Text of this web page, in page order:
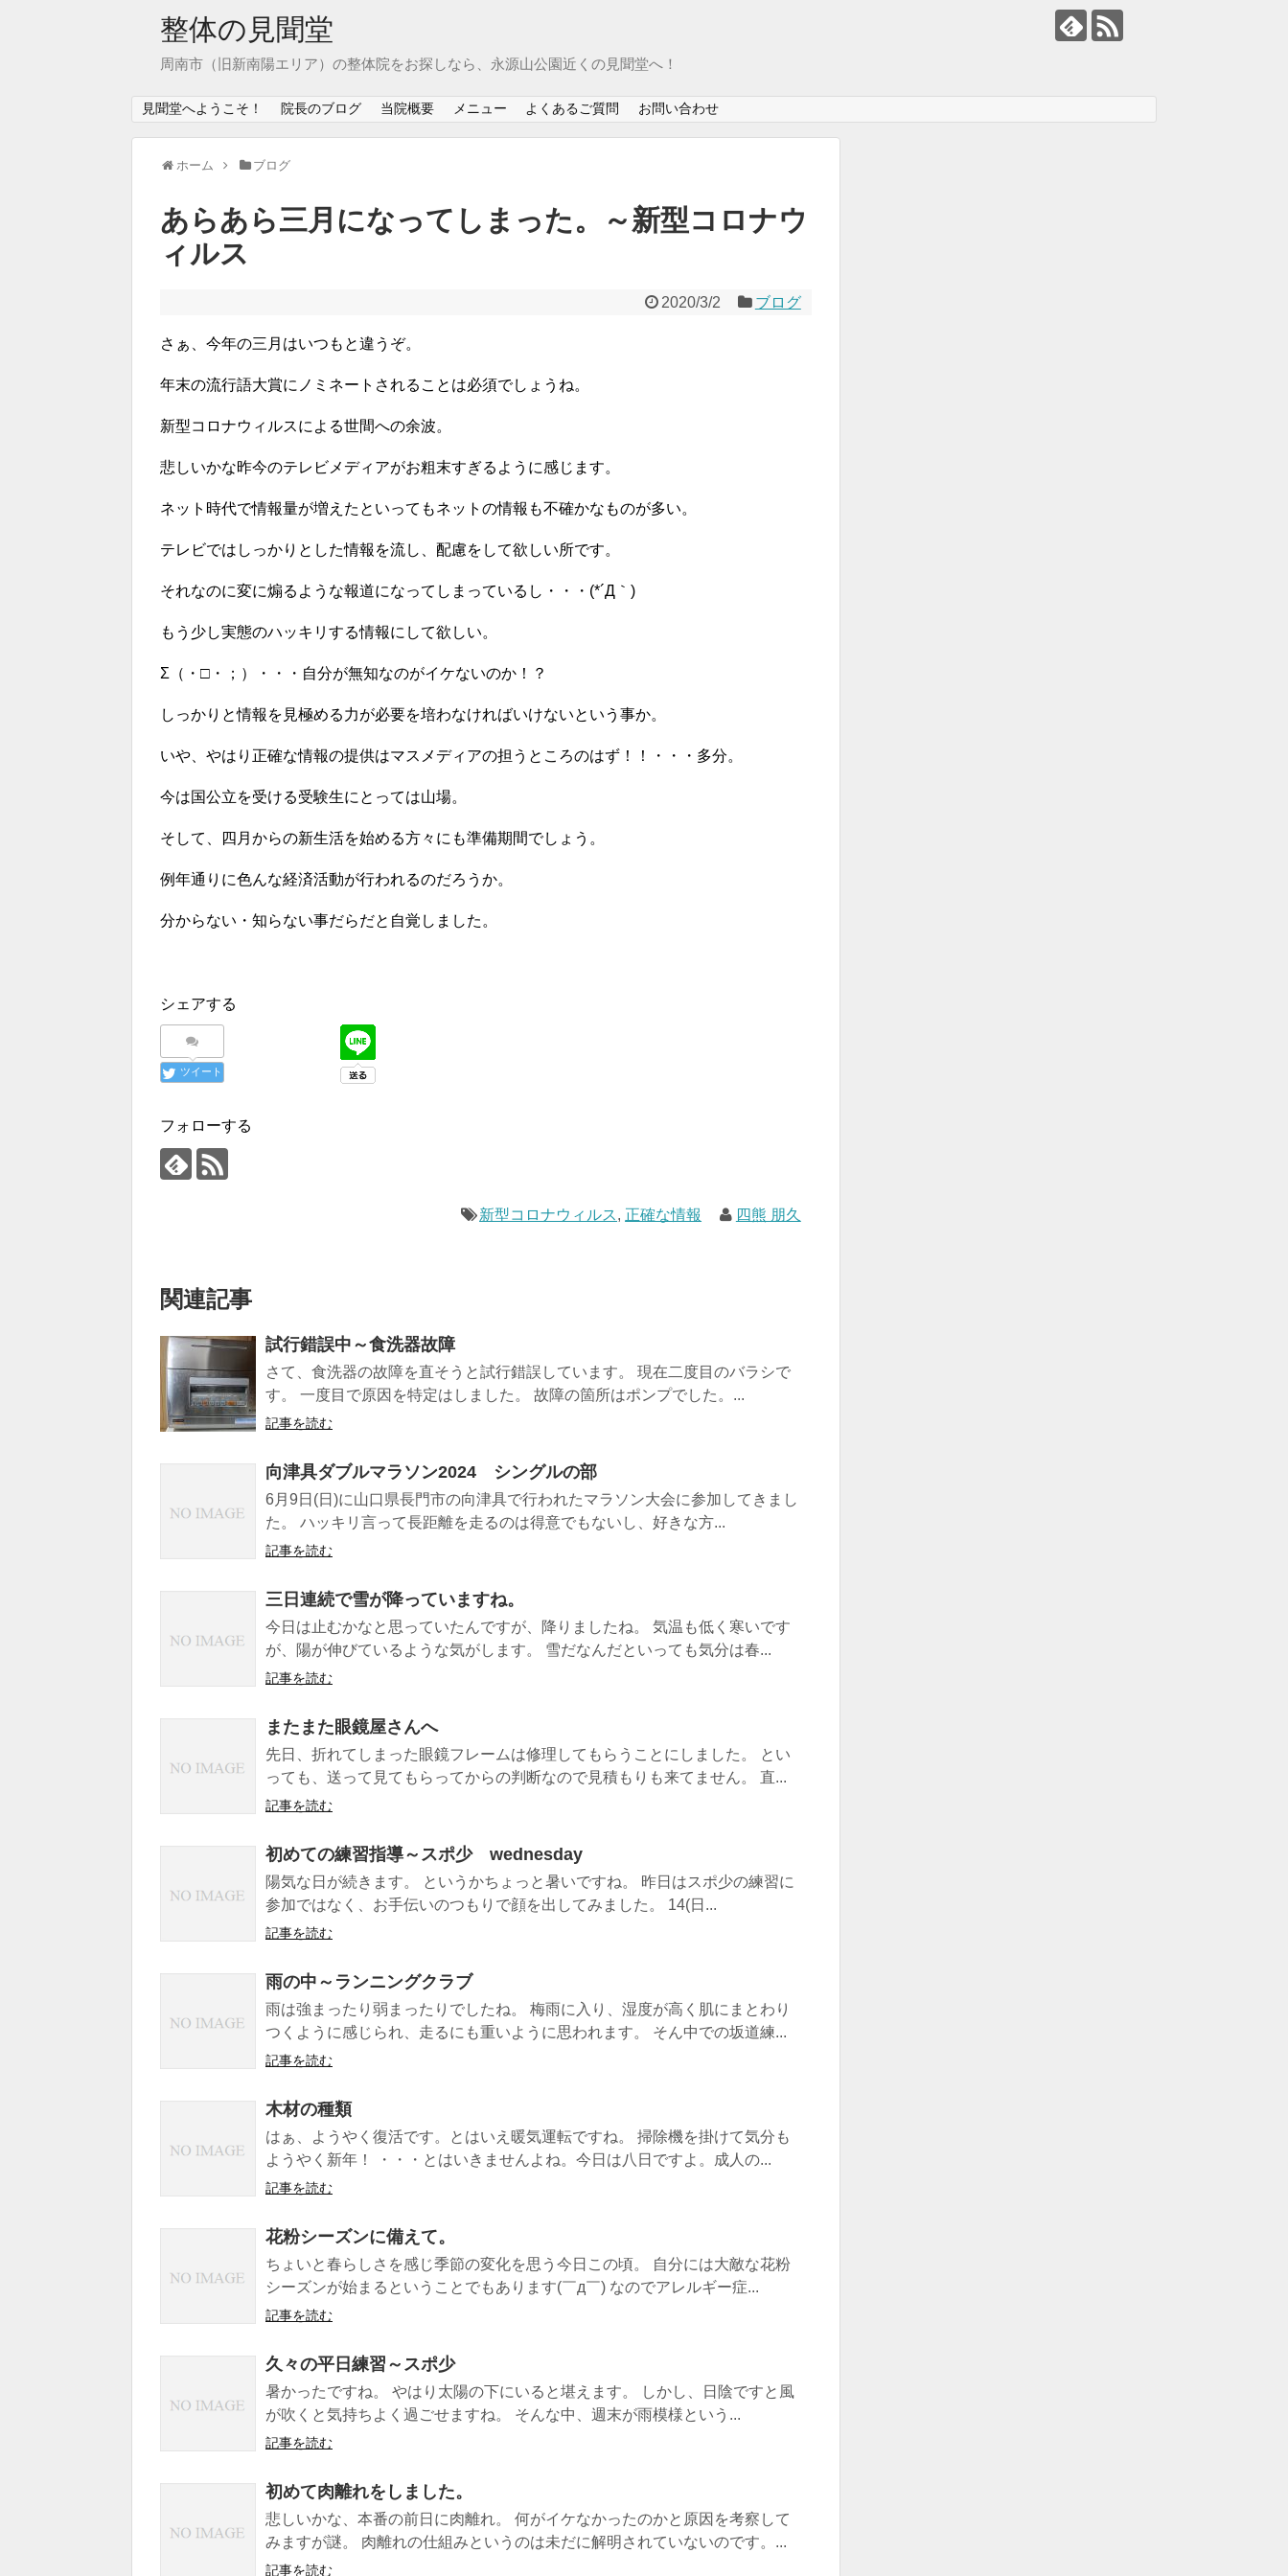
整体の見聞堂
周南市（旧新南陽エリア）の整体院をお探しなら、永源山公園近くの見聞堂へ！
見聞堂へようこそ！ 院長のブログ 当院概要 メニュー よくあるご質問 お問い合わせ
ホーム ブログ
あらあら三月になってしまった。～新型コロナウ
ィルス
2020/3/2 ブログ
さぁ、今年の三月はいつもと違うぞ。
年末の流行語大賞にノミネートされることは必須でしょうね。
新型コロナウィルスによる世間への余波。
悲しいかな昨今のテレビメディアがお粗末すぎるように感じます。
ネット時代で情報量が増えたといってもネットの情報も不確かなものが多い。
テレビではしっかりとした情報を流し、配慮をして欲しい所です。
それなのに変に煽るような報道になってしまっているし・・・(*´Д｀)
もう少し実態のハッキリする情報にして欲しい。
Σ（・□・；）・・・自分が無知なのがイケないのか！？
しっかりと情報を見極める力が必要を培わなければいけないという事か。
いや、やはり正確な情報の提供はマスメディアの担うところのはず！！・・・多分。
今は国公立を受ける受験生にとっては山場。
そして、四月からの新生活を始める方々にも準備期間でしょう。
例年通りに色んな経済活動が行われるのだろうか。
分からない・知らない事だらだと自覚しました。
シェアする
ツイート
フォローする
新型コロナウィルス, 正確な情報 四熊 朋久
関連記事
試行錯誤中～食洗器故障
さて、食洗器の故障を直そうと試行錯誤しています。 現在二度目のバラシで
す。 一度目で原因を特定はしました。 故障の箇所はポンプでした。...
記事を読む
向津具ダブルマラソン2024 シングルの部
6月9日(日)に山口県長門市の向津具で行われたマラソン大会に参加してきまし
た。 ハッキリ言って長距離を走るのは得意でもないし、好きな方...
記事を読む
三日連続で雪が降っていますね。
今日は止むかなと思っていたんですが、降りましたね。 気温も低く寒いです
が、陽が伸びているような気がします。 雪だなんだといっても気分は春...
記事を読む
またまた眼鏡屋さんへ
先日、折れてしまった眼鏡フレームは修理してもらうことにしました。 とい
っても、送って見てもらってからの判断なので見積もりも来てません。 直...
記事を読む
初めての練習指導～スポ少 wednesday
陽気な日が続きます。 というかちょっと暑いですね。 昨日はスポ少の練習に
参加ではなく、お手伝いのつもりで顔を出してみました。 14(日...
記事を読む
雨の中～ランニングクラブ
雨は強まったり弱まったりでしたね。 梅雨に入り、湿度が高く肌にまとわり
つくように感じられ、走るにも重いように思われます。 そん中での坂道練...
記事を読む
木材の種類
はぁ、ようやく復活です。とはいえ暖気運転ですね。 掃除機を掛けて気分も
ようやく新年！ ・・・とはいきませんよね。今日は八日ですよ。成人の...
記事を読む
花粉シーズンに備えて。
ちょいと春らしさを感じ季節の変化を思う今日この頃。 自分には大敵な花粉
シーズンが始まるということでもあります(￣д￣) なのでアレルギー症...
記事を読む
久々の平日練習～スポ少
暑かったですね。 やはり太陽の下にいると堪えます。 しかし、日陰ですと風
が吹くと気持ちよく過ごせますね。 そんな中、週末が雨模様という...
記事を読む
初めて肉離れをしました。
悲しいかな、本番の前日に肉離れ。 何がイケなかったのかと原因を考察して
みますが謎。 肉離れの仕組みというのは未だに解明されていないのです。...
記事を読む